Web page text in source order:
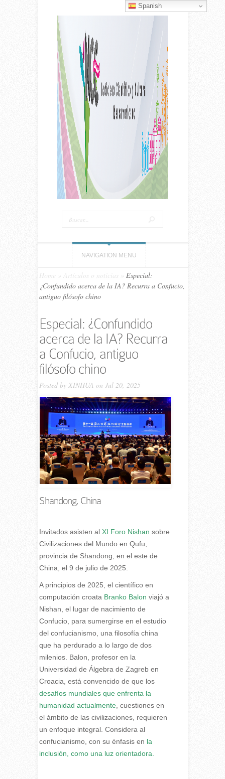
NAVIGATION MENU
Home Artículos o noticias
Especial:
¿Confundido acerca de la IA? Recurra a Confucio,
antiguo filósofo chino
Especial: ¿Confundido
acerca de la IA? Recurra
a Confucio, antiguo
filósofo chino
Posted by XINHUA on Jul 20, 2025
Shandong, China
Invitados asisten al XI Foro Nishan sobre
Civilizaciones del Mundo en Qufu,
provincia de Shandong, en el este de
China, el 9 de julio de 2025.
A principios de 2025, el científico en
computación croata Branko Balon viajó a
Nishan, el lugar de nacimiento de
Confucio, para sumergirse en el estudio
del confucianismo, una filosofía china
que ha perdurado a lo largo de dos
milenios. Balon, profesor en la
Universidad de Álgebra de Zagreb en
Croacia, está convencido de que los
desafíos mundiales que enfrenta la
humanidad actualmente, cuestiones en
el ámbito de las civilizaciones, requieren
un enfoque integral. Considera al
confucianismo, con su énfasis en la
inclusión, como una luz orientadora.
Spanish